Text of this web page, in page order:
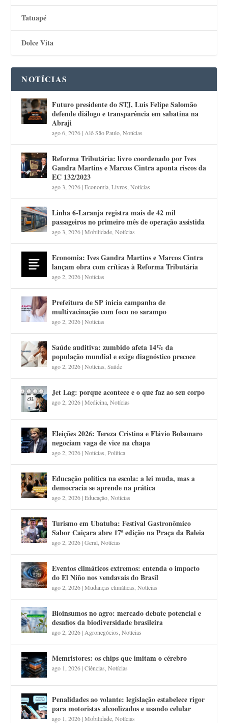
Tatuapé
Dolce Vita
NOTÍCIAS
Futuro presidente do STJ, Luis Felipe Salomão
defende diálogo e transparência em sabatina na
Abraji
ago 6, 2026| Alô São Paulo ,Notícias
Reforma Tributária: livro coordenado por Ives
Gandra Martins e Marcos Cintra aponta riscos da
EC 132/2023
ago 3, 2026|Economia ,Livros ,Notícias
Linha 6-Laranja registra mais de 42 mil
passageiros no primeiro mês de operação assistida
ago 3, 2026|Mobilidade ,Notícias
Economia: Ives Gandra Martins e Marcos Cintra
lançam obra com críticas à Reforma Tributária
ago 2, 2026|Notícias
Prefeitura de SP inicia campanha de
multivacinação com foco no sarampo
ago 2, 2026|Notícias
Saúde auditiva: zumbido afeta 14% da
população mundial e exige diagnóstico precoce
ago 2, 2026|Notícias ,Saúde
Jet Lag: porque acontece e o que faz ao seu corpo
ago 2, 2026|Medicina ,Notícias
Eleições 2026: Tereza Cristina e Flávio Bolsonaro
negociam vaga de vice na chapa
ago 2, 2026|Notícias ,Política
Educação política na escola: a lei muda, mas a
democracia se aprende na prática
ago 2, 2026|Educação ,Notícias
Turismo em Ubatuba: Festival Gastronômico
Sabor Caiçara abre 17ª edição na Praça da Baleia
ago 2, 2026|Geral ,Notícias
Eventos climáticos extremos: entenda o impacto
do El Niño nos vendavais do Brasil
ago 2, 2026|Mudanças climáticas ,Notícias
Bioinsumos no agro: mercado debate potencial e
desafios da biodiversidade brasileira
ago 2, 2026| Agronegócios ,Notícias
Memristores: os chips que imitam o cérebro
ago 1, 2026|Ciências ,Notícias
Penalidades ao volante: legislação estabelece rigor
para motoristas alcoolizados e usando celular
ago 1, 2026|Mobilidade ,Notícias